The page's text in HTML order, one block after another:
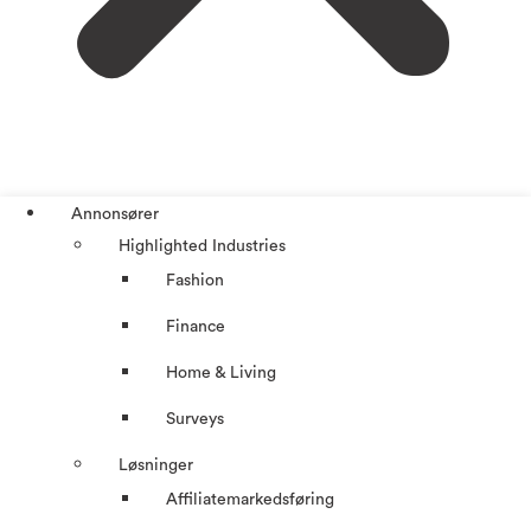
Annonsører
Highlighted Industries
Fashion
Finance
Home & Living
Surveys
Løsninger
Affiliatemarkedsføring